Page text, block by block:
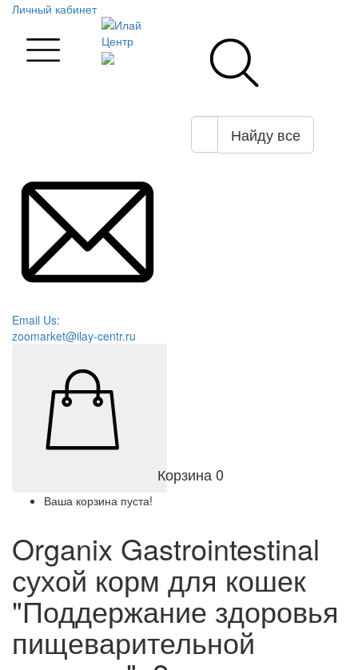
Личный кабинет
Найду все
Email Us:
zoomarket@ilay-centr.ru
Корзина0
Ваша корзина пуста!
Organix Gastrointestinal
сухой корм для кошек
"Поддержание здоровья
пищеварительной